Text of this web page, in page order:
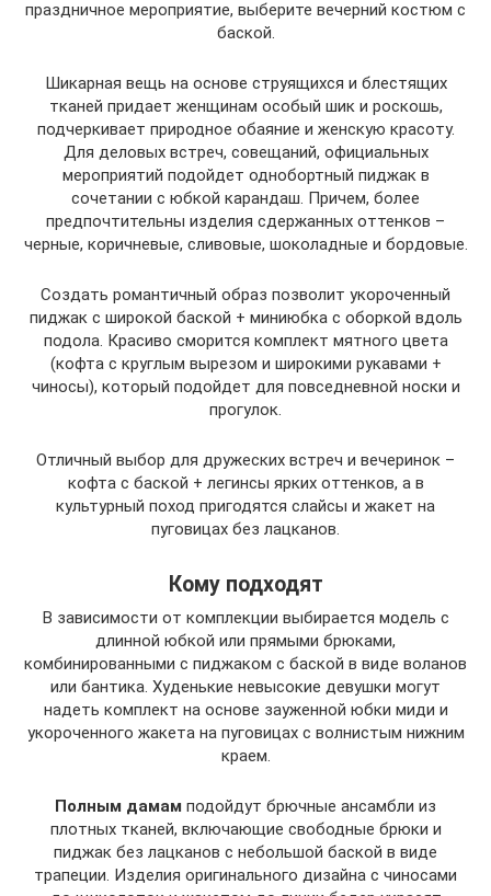
праздничное мероприятие, выберите вечерний костюм с
баской.
Шикарная вещь на основе струящихся и блестящих
тканей придает женщинам особый шик и роскошь,
подчеркивает природное обаяние и женскую красоту.
Для деловых встреч, совещаний, официальных
мероприятий подойдет однобортный пиджак в
сочетании с юбкой карандаш. Причем, более
предпочтительны изделия сдержанных оттенков –
черные, коричневые, сливовые, шоколадные и бордовые.
Создать романтичный образ позволит укороченный
пиджак с широкой баской + миниюбка с оборкой вдоль
подола. Красиво сморится комплект мятного цвета
(кофта с круглым вырезом и широкими рукавами +
чиносы), который подойдет для повседневной носки и
прогулок.
Отличный выбор для дружеских встреч и вечеринок –
кофта с баской + легинсы ярких оттенков, а в
культурный поход пригодятся слайсы и жакет на
пуговицах без лацканов.
Кому подходят
В зависимости от комплекции выбирается модель с
длинной юбкой или прямыми брюками,
комбинированными с пиджаком с баской в виде воланов
или бантика. Худенькие невысокие девушки могут
надеть комплект на основе зауженной юбки миди и
укороченного жакета на пуговицах с волнистым нижним
краем.
Полным дамам подойдут брючные ансамбли из
плотных тканей, включающие свободные брюки и
пиджак без лацканов с небольшой баской в виде
трапеции. Изделия оригинального дизайна с чиносами